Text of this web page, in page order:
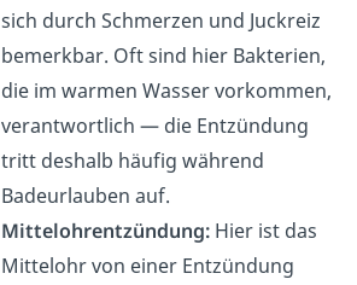
sich durch Schmerzen und Juckreiz
bemerkbar. Oft sind hier Bakterien,
die im warmen Wasser vorkommen,
verantwortlich — die Entzündung
tritt deshalb häufig während
Badeurlauben auf.
Mittelohrentzündung: Hier ist das
Mittelohr von einer Entzündung